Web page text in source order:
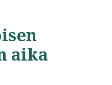
aika